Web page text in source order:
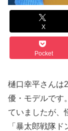
X
Pocket
樋口幸平さんは
優・モデルです
ていましたが、
「暴太郎戦隊